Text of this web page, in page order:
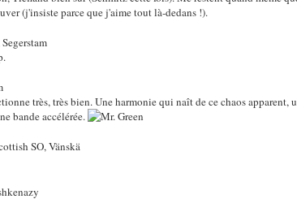
(j'insiste parce que j'aime tout là-dedans !).
très, très bien. Une harmonie qui naît de ce chaos apparent,
bande accélérée.
SO, Vänskä